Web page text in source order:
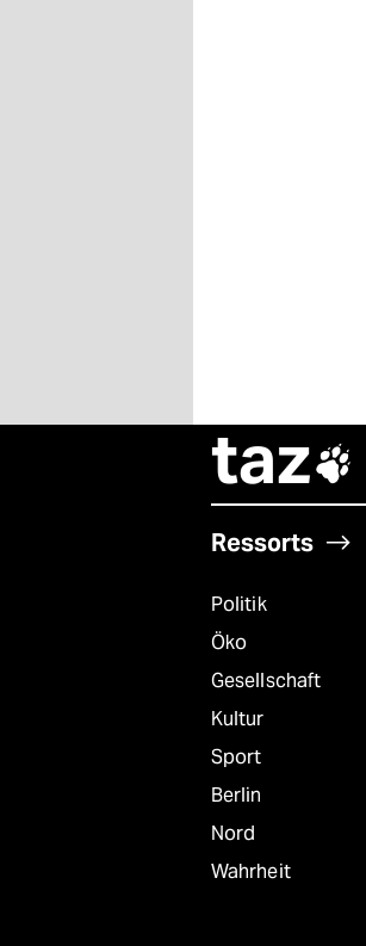
abo
epaper login
taz
Ressorts
Politik
Öko
Gesellschaft
Kultur
Sport
Berlin
Nord
Wahrheit